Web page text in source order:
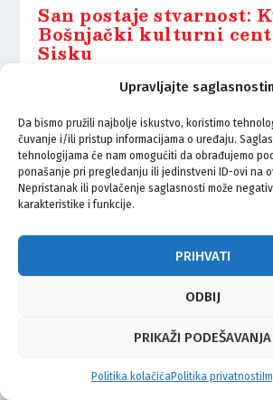
Upravljajte
Da bismo pružili najbolje iskustvo, koristimo
čuvanje i/ili pristup informacijama o uređaju.
tehnologijama će nam omogućiti da obrađujemo
ponašanje pri pregledanju ili jedinstveni ID-ovi na
Nepristanak ili povlačenje saglasnosti može
karakteristike i funkcije.
PRIHVATI
ODBIJ
PRIKAŽI PODEŠAVANJA
Politika kolačićaPolitika privatnosti
San postaje stvarnost:
Bošnjački kulturni
Sisku
© Vijeće bošnjačke nacionalne manjine